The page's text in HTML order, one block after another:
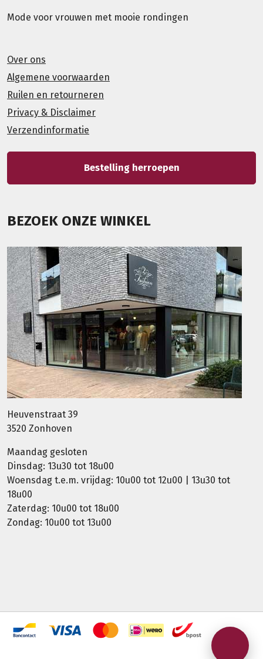
Mode voor vrouwen met mooie rondingen
Over ons
Algemene voorwaarden
Ruilen en retourneren
Privacy & Disclaimer
Verzendinformatie
Bestelling herroepen
BEZOEK ONZE WINKEL
Heuvenstraat 39
3520 Zonhoven
Maandag gesloten
Dinsdag: 13u30 tot 18u00
Woensdag t.e.m. vrijdag: 10u00 tot 12u00 | 13u30 tot
18u00
Zaterdag: 10u00 tot 18u00
Zondag: 10u00 tot 13u00